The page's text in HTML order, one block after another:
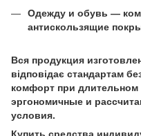
Одежду и обувь —
антискользящие
Вся продукция
відповідає стандартам
комфорт при
эргономичные и
условия.